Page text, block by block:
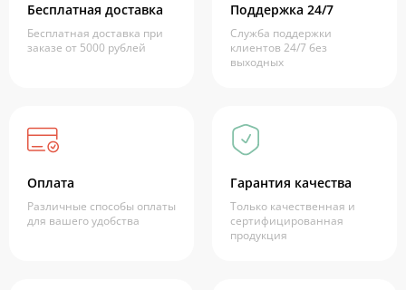
Бесплатная доставка
Бесплатная доставка при
заказе от 5000 рублей
Поддержка 24/7
Служба поддержки
клиентов 24/7 без
выходных
Оплата
Различные способы оплаты
для вашего удобства
Гарантия качества
Только качественная и
сертифицированная
продукция